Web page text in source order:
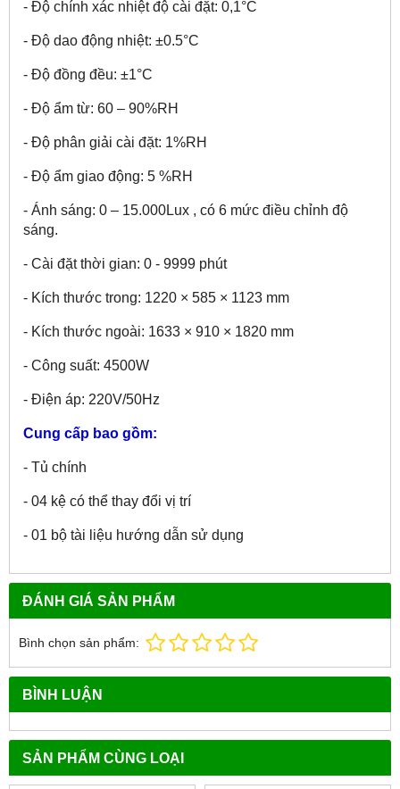
- Độ chính xác nhiệt độ cài đặt: 0,1°C
- Độ dao động nhiệt: ±0.5°C
- Độ đồng đều: ±1°C
- Độ ẩm từ: 60 – 90%RH
- Độ phân giải cài đặt: 1%RH
- Độ ẩm giao động: 5 %RH
- Ánh sáng: 0 – 15.000Lux , có 6 mức điều chỉnh độ
sáng.
- Cài đặt thời gian: 0 - 9999 phút
- Kích thước trong: 1220 × 585 × 1123 mm
- Kích thước ngoài: 1633 × 910 × 1820 mm
- Công suất: 4500W
- Điện áp: 220V/50Hz
Cung cấp bao gồm:
- Tủ chính
- 04 kệ có thể thay đổi vị trí
- 01 bộ tài liệu hướng dẫn sử dụng
ĐÁNH GIÁ SẢN PHẨM
Bình chọn sản phẩm:
BÌNH LUẬN
SẢN PHẨM CÙNG LOẠI